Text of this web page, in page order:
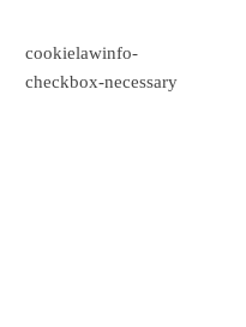
cookielawinfo-
checkbox-necessary